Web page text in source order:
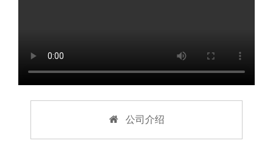
公司介绍